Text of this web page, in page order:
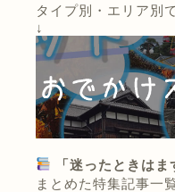
タイプ別・エリア別
↓
「迷ったときはま
まとめた特集記事一